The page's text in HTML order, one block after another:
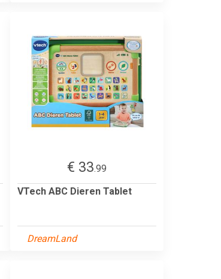
€ 33.99
VTech ABC Dieren Tablet
DreamLand